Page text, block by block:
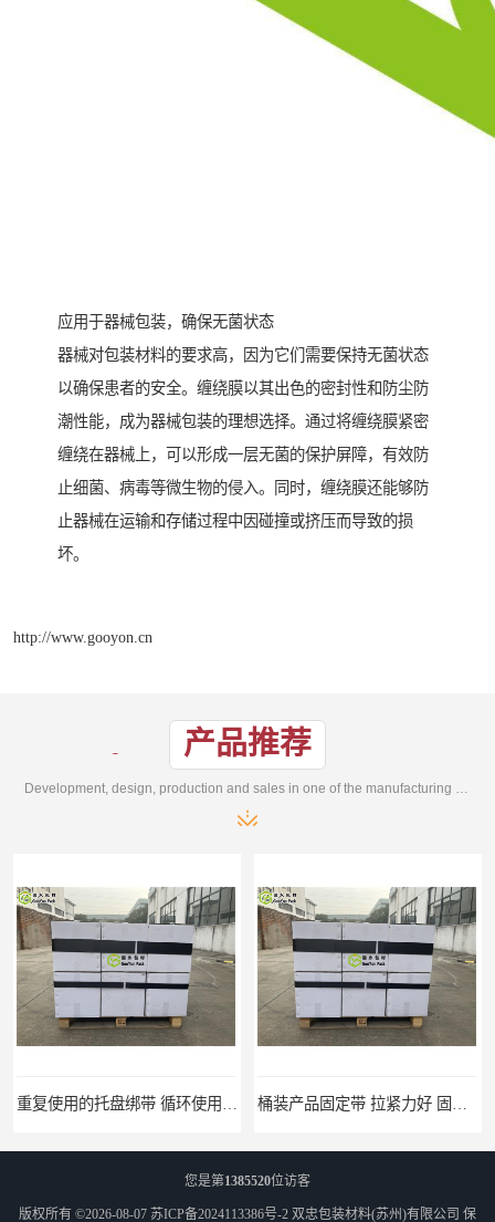
应用于器械包装，确保无菌状态
器械对包装材料的要求高，因为它们需要保持无菌状态
以确保患者的安全。缠绕膜以其出色的密封性和防尘防
潮性能，成为器械包装的理想选择。通过将缠绕膜紧密
缠绕在器械上，可以形成一层无菌的保护屏障，有效防
止细菌、病毒等微生物的侵入。同时，缠绕膜还能够防
止器械在运输和存储过程中因碰撞或挤压而导致的损
坏。
http://www.gooyon.cn
产品推荐
您是第1385520位访客
版权所有 ©2026-08-07 苏ICP备2024113386号-2 双忠包装材料(苏州)有限公司 保